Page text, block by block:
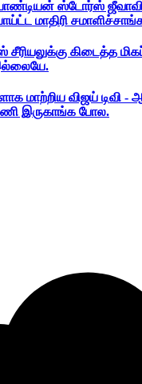
ஸ்டோர்ஸ்
மாதிரி
கிடைத்த
மாற்றிய விஜய் டிவி
இருகாங்க போல.